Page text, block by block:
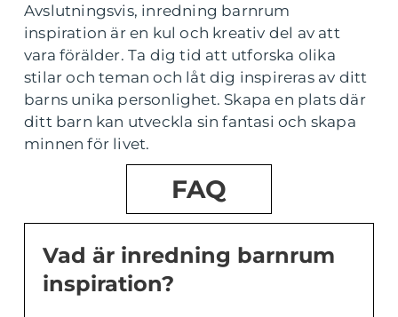
Avslutningsvis, inredning barnrum
inspiration är en kul och kreativ del av att
vara förälder. Ta dig tid att utforska olika
stilar och teman och låt dig inspireras av ditt
barns unika personlighet. Skapa en plats där
ditt barn kan utveckla sin fantasi och skapa
minnen för livet.
FAQ
Vad är inredning barnrum
inspiration?